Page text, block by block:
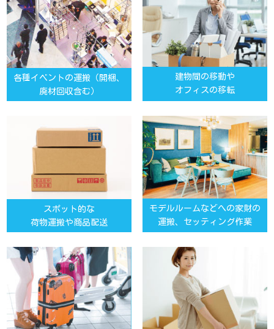
各種イベントの運搬（開梱、
廃材回収含む）
建物間の移動や
オフィスの移転
スポット的な
荷物運搬や商品配送
モデルルームなどへの家財の
運搬、セッティング作業